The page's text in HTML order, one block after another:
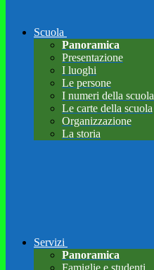
Scuola
Panoramica
Presentazione
I luoghi
Le persone
I numeri della scuola
Le carte della scuola
Organizzazione
La storia
Servizi
Panoramica